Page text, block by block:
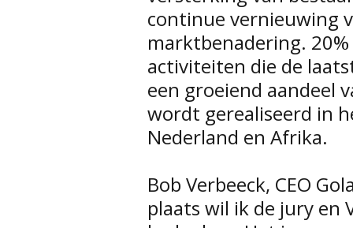
continue vernieuwing
marktbenadering.
activiteiten die de
een groeiend aandeel
wordt gerealiseerd in
Nederland en Afrika.
Bob Verbeeck, CEO
plaats wil ik de jury en